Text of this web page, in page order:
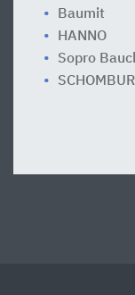
Baumit
HANNO
Sopro